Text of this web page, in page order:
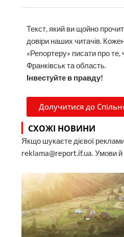
Текст, який ви щойно
довіри наших читачів.
«Репортеру» писати про те,
Франківськ та область.
Інвестуйте в правду!
Долучитися до
СХОЖІ НОВИНИ
Якщо шукаєте дієвої
reklama@report.if.ua. Умови